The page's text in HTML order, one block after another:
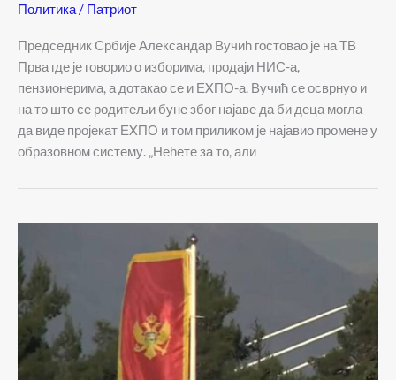
Политика/ Патриот
Председник Србије Александар Вучић гостовао је на ТВ
Прва где је говорио о изборима, продаји НИС-а,
пензионерима, а дотакао се и ЕXПО-а. Вучић се осврнуо и
на то што се родитељи буне због најаве да би деца могла
да виде пројекат ЕXПО и том приликом је најавио промене у
образовном систему. „Нећете за то, али